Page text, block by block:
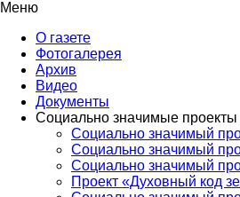
Меню
О газете
Фотогалерея
Архив
Видео
Документы
Социально значимые проекты
Социально значимый
Социально значимый
Социально значимый
Проект «Духовный код